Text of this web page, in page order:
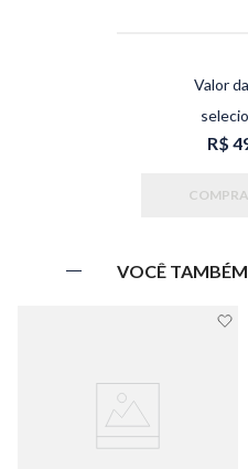
Valor
R$
VOCÊ